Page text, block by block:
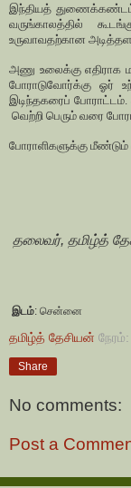
இந்தியத் துணைக்கண்டம்
வருங்காலத்தில்
உருவாவதற்கான
அணு உலைக்கு எதிராக
போராடுவோர்க்கு ஓர்
இடிந்தகரைப் போராட்டம்.
வெற்றி பெரும் வரை
போராளிகளுக்கு
தலைவர், தமிழ்த்
இடம்: சென்னை
தமிழ்த் தேசியன் நேரம்:
Share
No comments:
Post a